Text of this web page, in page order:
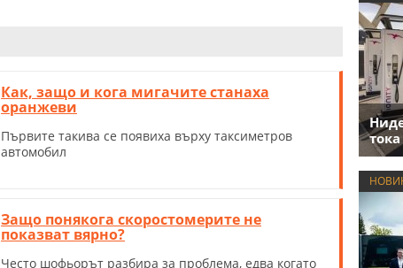
Как, защо и кога мигачите станаха
оранжеви
Първите такива се появиха върху таксиметров
автомобил
Защо понякога скоростомерите не
показват вярно?
Често шофьорът разбира за проблема, едва когато